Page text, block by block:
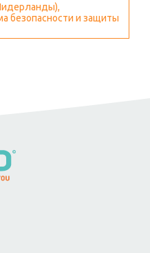
безопасности и защиты